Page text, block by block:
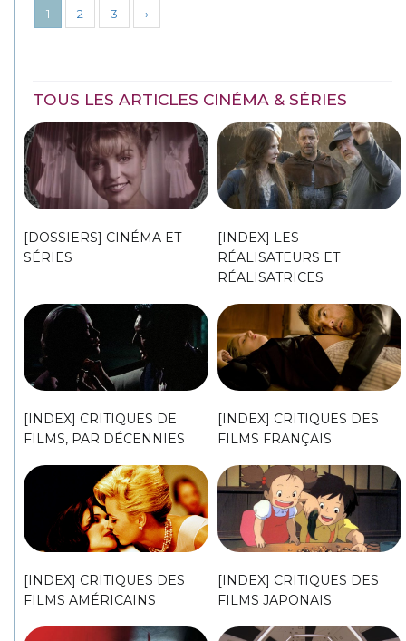
1 2 3 ›
TOUS LES ARTICLES CINÉMA & SÉRIES
[DOSSIERS] CINÉMA ET
SÉRIES
[INDEX] LES
RÉALISATEURS ET
RÉALISATRICES
[INDEX] CRITIQUES DE
FILMS, PAR DÉCENNIES
[INDEX] CRITIQUES DES
FILMS FRANÇAIS
[INDEX] CRITIQUES DES
FILMS AMÉRICAINS
[INDEX] CRITIQUES DES
FILMS JAPONAIS